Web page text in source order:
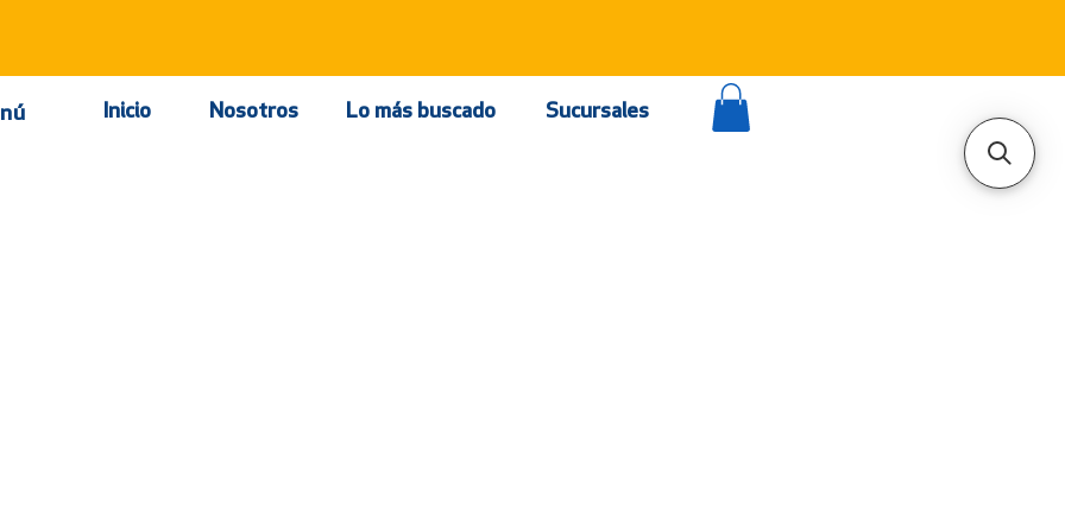
Inicio Nosotros Lo más buscado Sucursales